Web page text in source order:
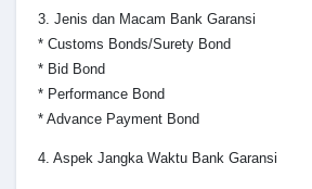
3. Jenis dan Macam Bank Garansi
* Customs Bonds/Surety Bond
* Bid Bond
* Performance Bond
* Advance Payment Bond
4. Aspek Jangka Waktu Bank Garansi